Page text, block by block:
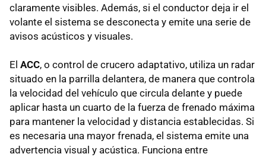
claramente visibles. Además, si el conductor deja ir el
volante el sistema se desconecta y emite una serie de
avisos acústicos y visuales.
El ACC, o control de crucero adaptativo, utiliza un radar
situado en la parrilla delantera, de manera que controla
la velocidad del vehículo que circula delante y puede
aplicar hasta un cuarto de la fuerza de frenado máxima
para mantener la velocidad y distancia establecidas. Si
es necesaria una mayor frenada, el sistema emite una
advertencia visual y acústica. Funciona entre